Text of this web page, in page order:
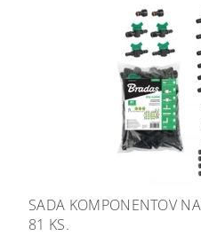
SADA KOMPONENTOV
81 KS.